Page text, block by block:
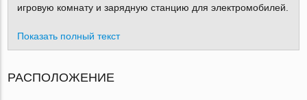
игровую комнату и зарядную станцию для электромобилей.
Показать полный текст
РАСПОЛОЖЕНИЕ